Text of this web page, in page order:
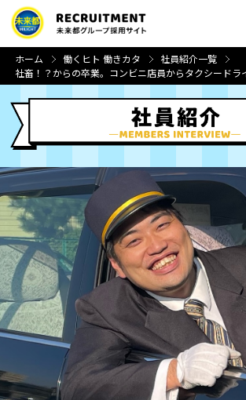
close
ホーム 働くヒト 働きカタ
社員紹介一覧
社畜！？からの卒業。コンビニ店員からタクシードラ